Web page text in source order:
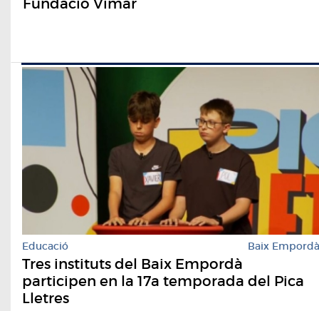
Fundació Vimar
Educació Baix Empordà
Tres instituts del Baix Empordà
participen en la 17a temporada del Pica
Lletres